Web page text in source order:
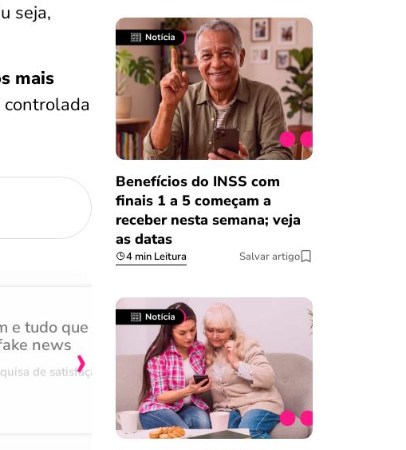
seja,
mais
e tudo que
news
de satisfação
Achei muito rápido,
burocracia
Comentário retirado da nossa
08/03/2023
›
Salvar Ferramenta
Benefícios do INSS com
finais 1 a 5 começam a
receber nesta semana; veja
as datas
4 min Leitura Salvar artigo